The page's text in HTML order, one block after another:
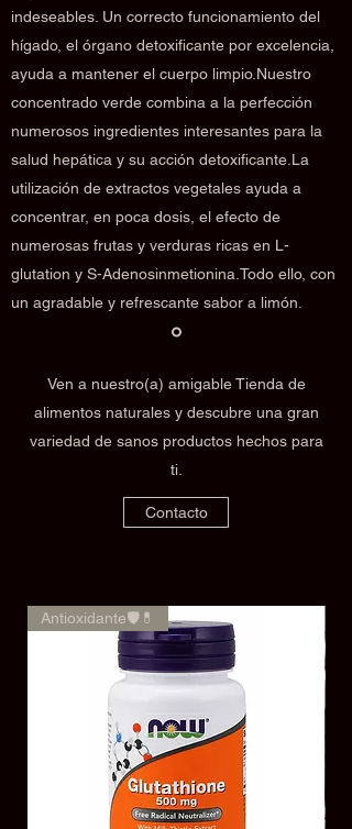
Ven a nuestro(a) amigable Tienda de
alimentos naturales y descubre una gran
variedad de sanos productos hechos para
ti.
Contacto
indeseables. Un correcto funcionamiento del
hígado, el órgano detoxificante por excelencia,
ayuda a mantener el cuerpo limpio.Nuestro
concentrado verde combina a la perfección
numerosos ingredientes interesantes para la
salud hepática y su acción detoxificante.La
utilización de extractos vegetales ayuda a
concentrar, en poca dosis, el efecto de
numerosas frutas y verduras ricas en L-
glutation y S-Adenosinmetionina.Todo ello, con
un agradable y refrescante sabor a limón.
Antioxidante🛡️💊